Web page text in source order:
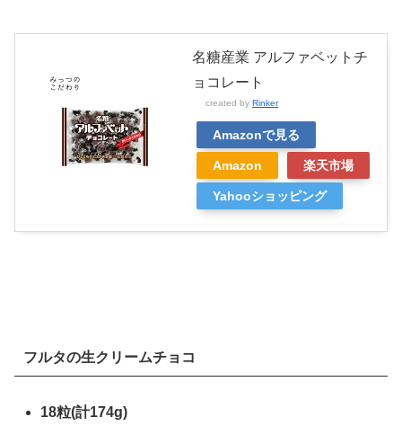
名糖産業 アルファベットチ
ョコレート
created by Rinker
Amazonで見る
Amazon 楽天市場
Yahooショッピング
フルタの生クリームチョコ
18粒(計174g)